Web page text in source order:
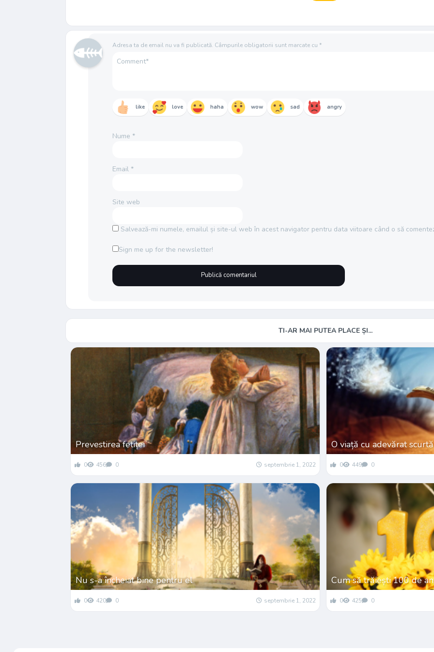
Adresa ta de email nu va fi publicată. Câmpurile obligatorii sunt marcate cu*
like love haha wow sad angry
Nume*
Email*
Site web
Salvează-mi numele, emailul și site-ul web în acest navigator pentru data viitoare când o să
Sign me up for the newsletter!
TI-AR MAI PUTEA PLACE ȘI...
Prevestirea fetiței
0 456 0 septembrie 1, 2022
O viață cu adevărat scurtă
0 449 0
Nu s-a încheiat bine pentru el
0 420 0 septembrie 1, 2022
Cum să trăiești 100 de
0 425 0